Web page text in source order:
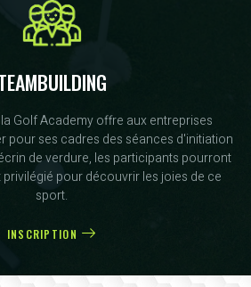
Golf Academy offre aux entreprises
pour ses cadres des séances d'initiation
de verdure, les participants pourront
pour découvrir les joies de ce
sport.
INSCRIPTION